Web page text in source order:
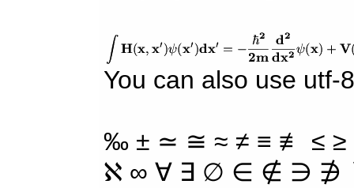
You can also use utf-
‰ ± ≃ ≅ ≈ ≠ ≡ ≢ ≤
ℵ ∞ ∀ ∃ ∅ ∈ ∉ ∋ ∌